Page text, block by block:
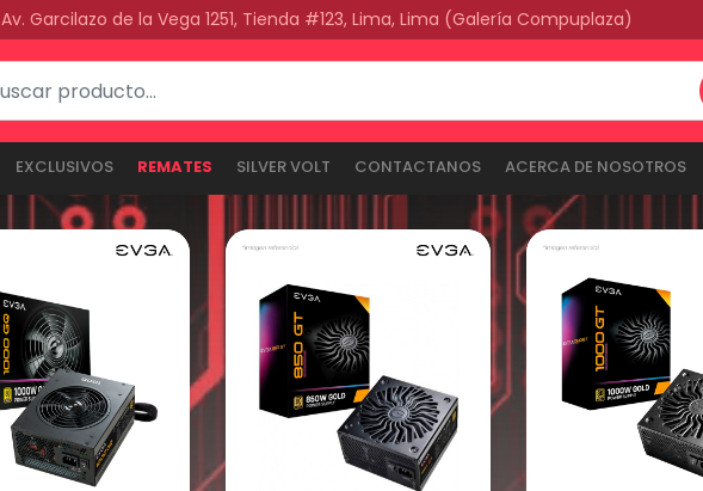
Av. Garcilazo de la Vega 1251, Tienda #123, Lima, Lima (Galería Compuplaza)
EXCLUSIVOS REMATES SILVER VOLT CONTACTANOS ACERCA DE NOSOTROS